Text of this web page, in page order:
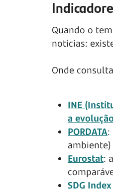
Quando o
notícias:
Onde
INE
a evolução
PORDATA:
ambiente)
Eurostat:
SDG Index